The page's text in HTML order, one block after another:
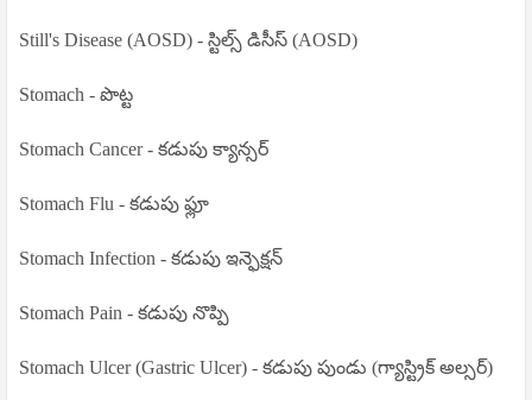
Still's Disease (AOSD) - స్టిల్స్ డిసీస్ (AOSD)
Stomach - పొట్ట
Stomach Cancer - కడుపు క్యాన్సర్
Stomach Flu - కడుపు ఫ్లూ
Stomach Infection - కడుపు ఇన్ఫెక్షన్
Stomach Pain - కడుపు నొప్పి
Stomach Ulcer (Gastric Ulcer) - కడుపు పుండు (గ్యాస్ట్రిక్ అల్సర్)